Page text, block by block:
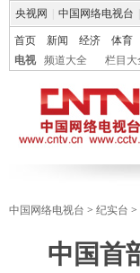
央视网 中国网络电视台
首页 新闻 经济 体育
电视
频道大全 栏目大
中国网络电视台 > 纪实台 >
中国首